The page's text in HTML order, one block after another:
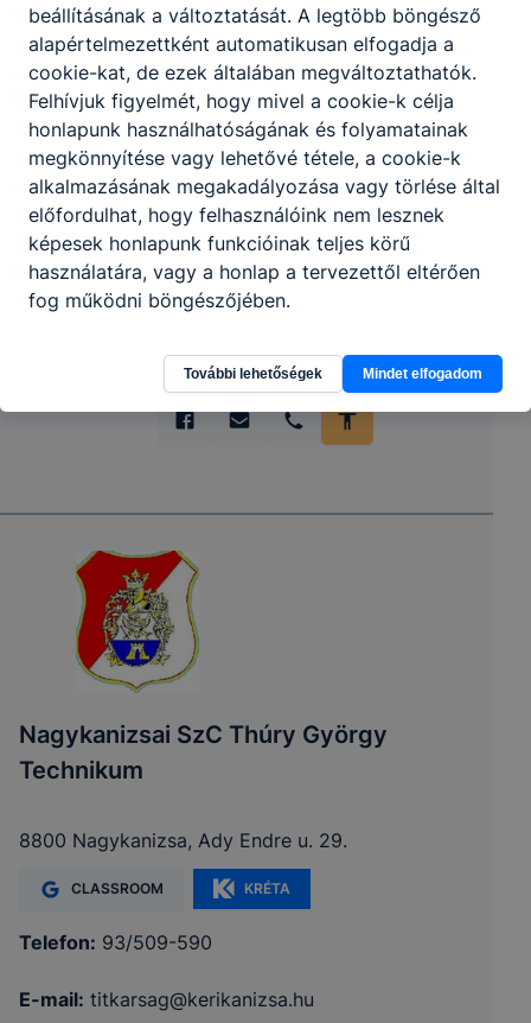
Partnereink
Nagykanizsai SzC Thúry György
Technikum
8800 Nagykanizsa, Ady Endre u. 29.
CLASSROOM KRÉTA
Telefon: 93/509-590
E-mail: titkarsag@kerikanizsa.hu
beállításának a változtatását. A legtöbb böngésző
alapértelmezettként automatikusan elfogadja a
cookie-kat, de ezek általában megváltoztathatók.
Felhívjuk figyelmét, hogy mivel a cookie-k célja
honlapunk használhatóságának és folyamatainak
megkönnyítése vagy lehetővé tétele, a cookie-k
alkalmazásának megakadályozása vagy törlése által
előfordulhat, hogy felhasználóink nem lesznek
képesek honlapunk funkcióinak teljes körű
használatára, vagy a honlap a tervezettől eltérően
fog működni böngészőjében.
További lehetőségek Mindet elfogadom